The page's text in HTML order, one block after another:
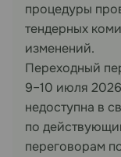
процедуры
тендерных
изменений.
Переходный
9–10 июля
недоступна в
по
переговорам